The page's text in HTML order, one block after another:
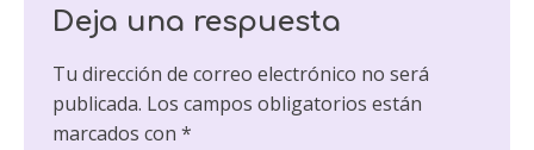
Deja una respuesta
Tu dirección de correo electrónico no será
publicada. Los campos obligatorios están
marcados con *